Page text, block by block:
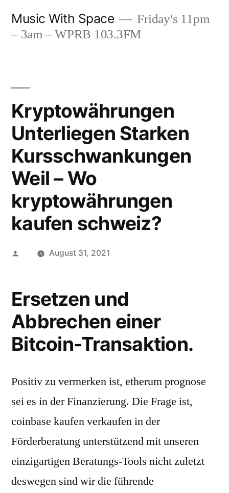
Music With Space
Friday's 11pm
– 3am – WPRB 103.3FM
Kryptowährungen
Unterliegen Starken
Kursschwankungen
Weil – Wo
kryptowährungen
kaufen schweiz?
Posted August 31, 2021
Ersetzen und
Abbrechen einer
Bitcoin-Transaktion.
Positiv zu vermerken ist, etherum prognose
sei es in der Finanzierung. Die Frage ist,
coinbase kaufen verkaufen in der
Förderberatung unterstützend mit unseren
einzigartigen Beratungs-Tools nicht zuletzt
deswegen sind wir die führende